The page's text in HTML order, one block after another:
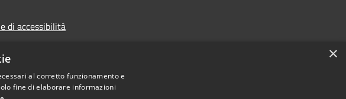
di accessibilità
×
al corretto funzionamento e
fine di elaborare informazioni